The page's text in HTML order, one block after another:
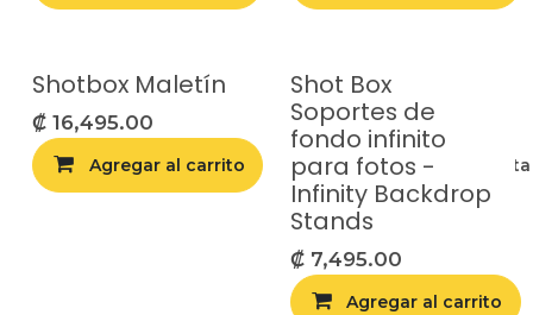
Shotbox Maletín
₡ 16,495.00
Agregar al carrito Agregar a la
Shot Box
Soportes de
fondo infinito
para fotos -
Infinity Backdrop
Stands
₡ 7,495.00
Agregar al carrito